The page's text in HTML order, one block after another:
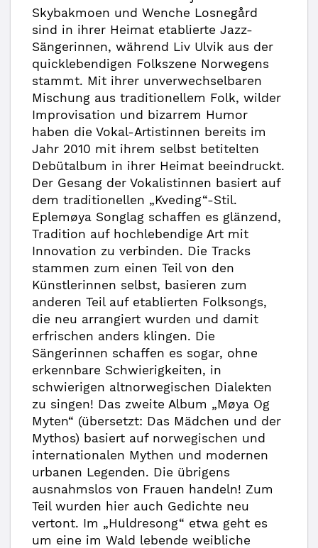
Skybakmoen und Wenche Losnegård
sind in ihrer Heimat etablierte Jazz-
Sängerinnen, während Liv Ulvik aus der
quicklebendigen Folkszene Norwegens
stammt. Mit ihrer unverwechselbaren
Mischung aus traditionellem Folk, wilder
Improvisation und bizarrem Humor
haben die Vokal-Artistinnen bereits im
Jahr 2010 mit ihrem selbst betitelten
Debütalbum in ihrer Heimat beeindruckt.
Der Gesang der Vokalistinnen basiert auf
dem traditionellen „Kveding“-Stil.
Eplemøya Songlag schaffen es glänzend,
Tradition auf hochlebendige Art mit
Innovation zu verbinden. Die Tracks
stammen zum einen Teil von den
Künstlerinnen selbst, basieren zum
anderen Teil auf etablierten Folksongs,
die neu arrangiert wurden und damit
erfrischen anders klingen. Die
Sängerinnen schaffen es sogar, ohne
erkennbare Schwierigkeiten, in
schwierigen altnorwegischen Dialekten
zu singen! Das zweite Album „Møya Og
Myten“ (übersetzt: Das Mädchen und der
Mythos) basiert auf norwegischen und
internationalen Mythen und modernen
urbanen Legenden. Die übrigens
ausnahmslos von Frauen handeln! Zum
Teil wurden hier auch Gedichte neu
vertont. Im „Huldresong“ etwa geht es
um eine im Wald lebende weibliche